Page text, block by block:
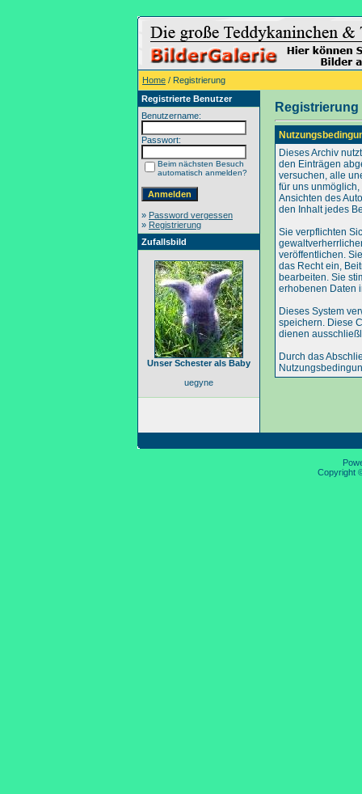
Home / Registrierung
Registrierte Benutzer
Benutzername:
Passwort:
Beim nächsten Besuch
automatisch anmelden?
» Password vergessen
» Registrierung
Zufallsbild
Unser Schester als Baby
uegyne
Registrierung
Dieses Archiv
den Einträgen
versuchen, alle
für uns
Ansichten des
den Inhalt jedes
Sie verpflichten
veröffentlichen.
das Recht ein,
bearbeiten. Sie
erhobenen Daten
Dieses System
speichern. Diese
dienen
Durch das
Copyright